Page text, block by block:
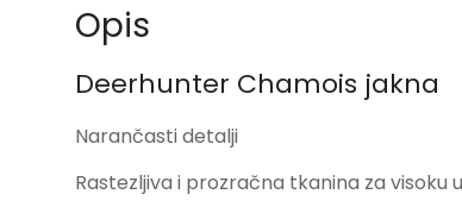
Opis
Deerhunter Chamois jakna
Narančasti detalji
Rastezljiva i prozračna tkanina za visoku